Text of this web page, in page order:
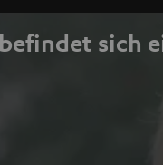
sich